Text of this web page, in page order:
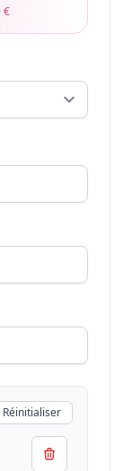
€
Réinitialiser